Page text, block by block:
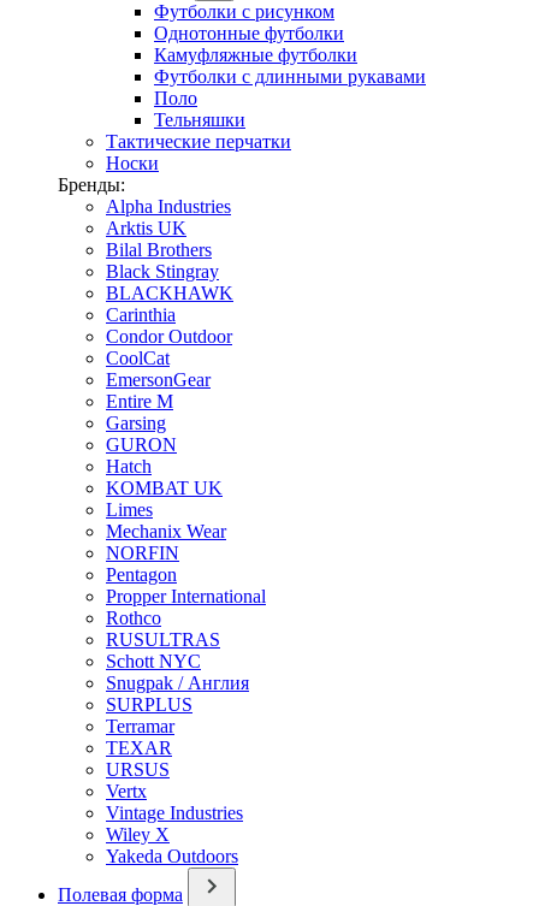
Футболки с рисунком
Однотонные футболки
Камуфляжные футболки
Футболки с длинными рукавами
Поло
Тельняшки
Тактические перчатки
Носки
Бренды:
Alpha Industries
Arktis UK
Bilal Brothers
Black Stingray
BLACKHAWK
Carinthia
Condor Outdoor
CoolCat
EmersonGear
Entire M
Garsing
GURON
Hatch
KOMBAT UK
Limes
Mechanix Wear
NORFIN
Pentagon
Propper International
Rothco
RUSULTRAS
Schott NYC
Snugpak / Англия
SURPLUS
Terramar
TEXAR
URSUS
Vertx
Vintage Industries
Wiley X
Yakeda Outdoors
Полевая форма